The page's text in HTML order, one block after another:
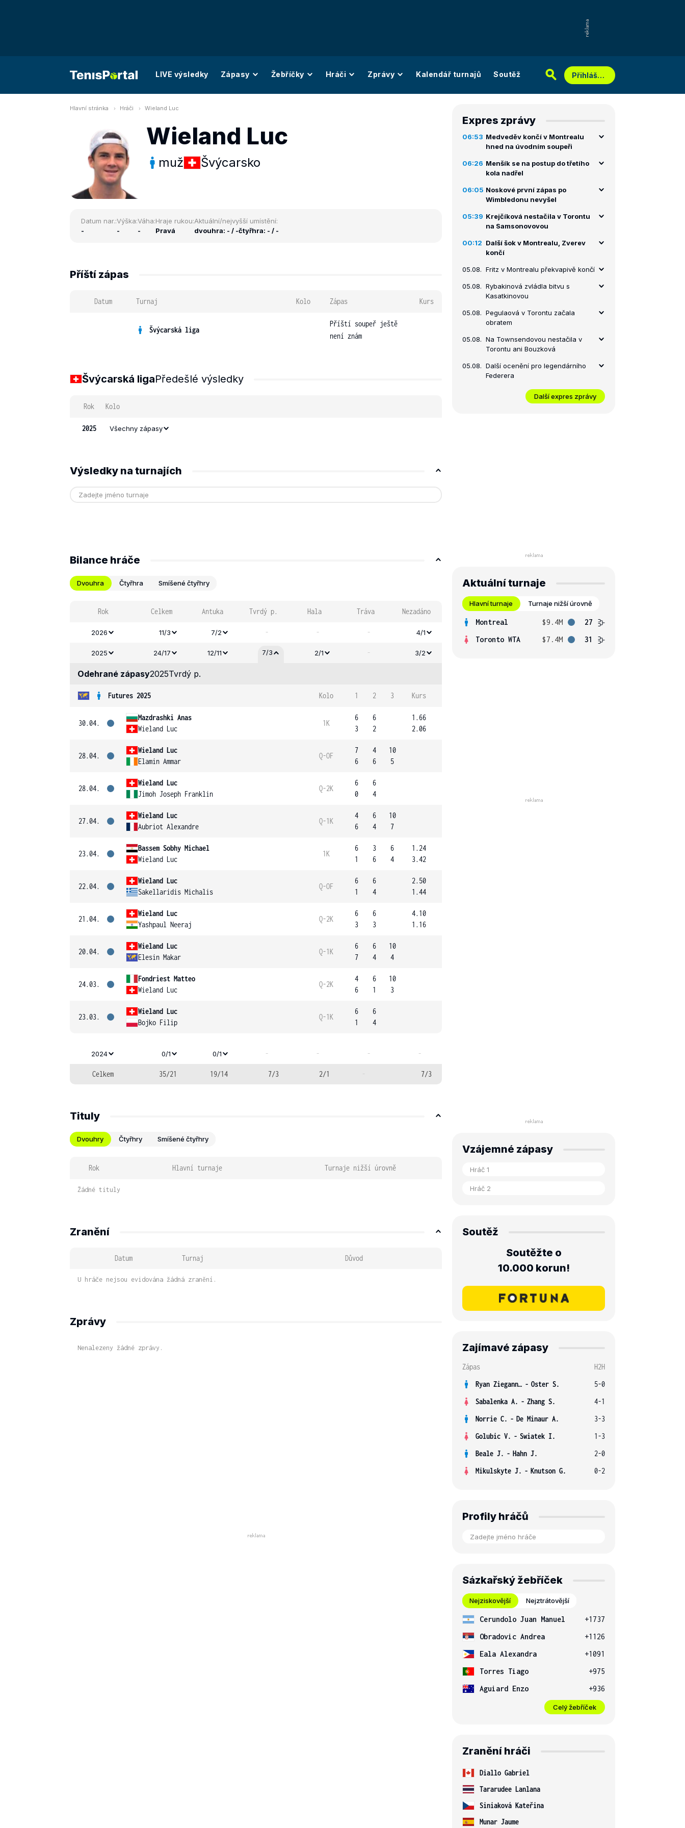
LIVE výsledky Zápasy Žebříčky Hráči Zprávy Kalendář turnajů Soutěž Přihlášení
Hlavní stránka Hráči Wieland Luc
Wieland Luc
muž Švýcarsko
Datum nar.:
-
Výška:
-
Váha:
-
Hraje rukou:
Pravá
Aktuální/nejvyšší umístění:
dvouhra: - / -čtyřhra: - / -
Příští zápas
Datum Turnaj Kolo Zápas Kurs
Švýcarská liga
Příští soupeř ještě
není znám
Švýcarská ligaPředešlé výsledky
Rok Kolo
2025 Všechny zápasy
Výsledky na turnajích
Bilance hráče
Dvouhra Čtyřhra Smíšené čtyřhry
Rok Celkem Antuka Tvrdý p. Hala Tráva Nezadáno
2026 11/3 7/2 - - - 4/1
2025 24/17 12/11 7/3 2/1 - 3/2
Odehrané zápasy2025Tvrdý p.
Futures 2025 Kolo 1 2 3 Kurs
30.04.
Mazdrashki Anas
Wieland Luc
1K
6
3
6
2
1.66
2.06
28.04.
Wieland Luc
Elamin Ammar
Q-OF
7
6
4
6
10
5
28.04.
Wieland Luc
Jimoh Joseph Franklin
Q-2K
6
0
6
4
27.04.
Wieland Luc
Aubriot Alexandre
Q-1K
4
6
6
4
10
7
23.04.
Bassem Sobhy Michael
Wieland Luc
1K
6
1
3
6
6
4
1.24
3.42
22.04.
Wieland Luc
Sakellaridis Michalis
Q-OF
6
1
6
4
2.50
1.44
21.04.
Wieland Luc
Yashpaul Neeraj
Q-2K
6
3
6
3
4.10
1.16
20.04.
Wieland Luc
Elesin Makar
Q-1K
6
7
6
4
10
4
24.03.
Fondriest Matteo
Wieland Luc
Q-2K
4
6
6
1
10
3
23.03.
Wieland Luc
Bojko Filip
Q-1K
6
1
6
4
2024 0/1 0/1 - - - -
Celkem 35/21 19/14 7/3 2/1 - 7/3
Tituly
Dvouhry Čtyřhry Smíšené čtyřhry
Rok Hlavní turnaje Turnaje nižší úrovně
Žádné tituly
Zranění
Datum Turnaj Důvod
U hráče nejsou evidována žádná zranění.
Zprávy
Nenalezeny žádné zprávy.
Expres zprávy
06:53 Medveděv končí v Montrealu
hned na úvodním soupeři
06:26 Menšík se na postup do třetího
kola nadřel
06:05 Noskové první zápas po
Wimbledonu nevyšel
05:39 Krejčíková nestačila v Torontu
na Samsonovovou
00:12 Další šok v Montrealu, Zverev
končí
05.08. Fritz v Montrealu překvapivě končí
05.08. Rybakinová zvládla bitvu s
Kasatkinovou
05.08. Pegulaová v Torontu začala
obratem
05.08. Na Townsendovou nestačila v
Torontu ani Bouzková
05.08. Další ocenění pro legendárního
Federera
Další expres zprávy
Aktuální turnaje
Hlavní turnaje Turnaje nižší úrovně
Montreal $9.4M
27
Toronto WTA
$7.4M 31
Vzájemné zápasy
Soutěž
Soutěžte o
10.000 korun!
Zajímavé zápasy
Zápas
H2H
Ryan Ziegann S. - Oster S.
5-0
Sabalenka A. - Zhang S.
4-1
Norrie C. - De Minaur A.
3-3
Golubic V. - Swiatek I.
1-3
Beale J. - Hahn J.
2-0
Mikulskyte J. - Knutson G. 0-2
Profily hráčů
Sázkařský žebříček
Nejziskovější Nejztrátovější
Cerundolo Juan Manuel
+1737
Obradovic Andrea
+1126
Eala Alexandra
+1091
Torres Tiago
+975
Aguiard Enzo
+936
Celý žebříček
Zranění hráči
Diallo Gabriel
Tararudee Lanlana
Siniaková Kateřina
Munar Jaume